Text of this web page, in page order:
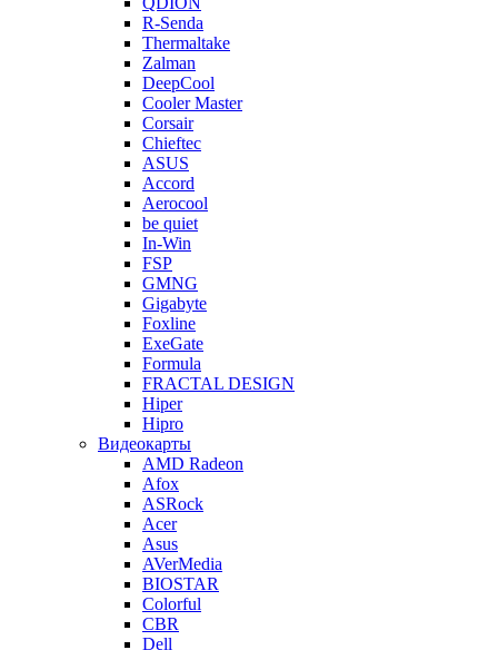
R-Senda
Thermaltake
Zalman
DeepCool
Cooler Master
Corsair
Chieftec
ASUS
Accord
Aerocool
be quiet
In-Win
FSP
GMNG
Gigabyte
Foxline
ExeGate
Formula
FRACTAL DESIGN
Hiper
Hipro
Видеокарты
AMD Radeon
Afox
ASRock
Acer
Asus
AVerMedia
BIOSTAR
Colorful
CBR
Dell